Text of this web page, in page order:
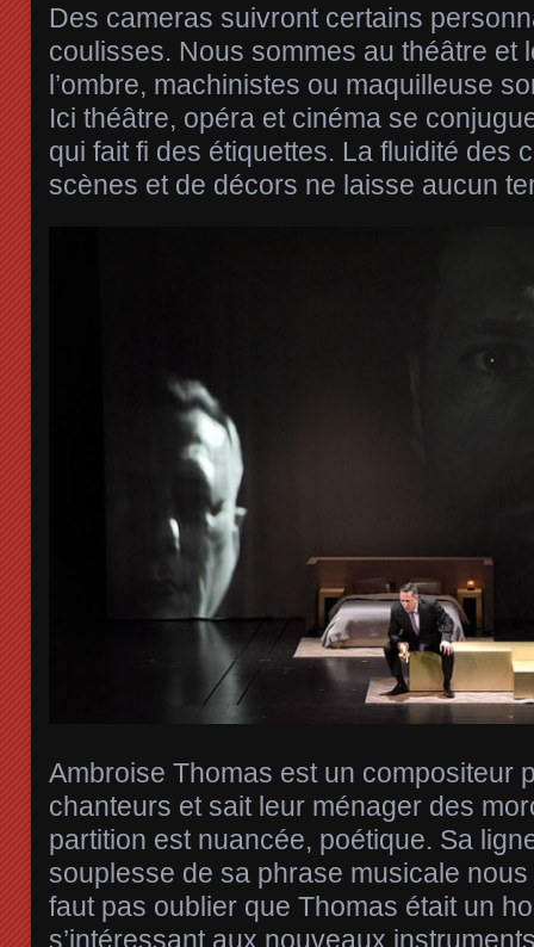
Des cameras suivront certains
coulisses. Nous sommes au théâtre et
l’ombre, machinistes ou maquilleuse
Ici théâtre, opéra et cinéma se
qui fait fi des étiquettes. La fluidité des
scènes et de décors ne laisse aucun
Ambroise Thomas est un compositeur
chanteurs et sait leur ménager des
partition est nuancée, poétique. Sa
souplesse de sa phrase musicale
faut pas oublier que Thomas était un
s’intéressant aux nouveaux